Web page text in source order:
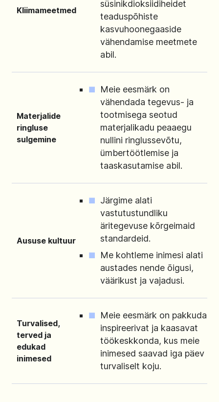
Kliimameetmed
süsinikdioksiidiheidet
teaduspõhiste
kasvuhoonegaaside
vähendamise meetmete
abil.
Materjalide
ringluse
sulgemine
Meie eesmärk on
vähendada tegevus- ja
tootmisega seotud
materjalikadu peaaegu
nullini ringlussevõtu,
ümbertöötlemise ja
taaskasutamise abil.
Aususe kultuur
Järgime alati
vastutustundliku
äritegevuse kõrgeimaid
standardeid.
Me kohtleme inimesi alati
austades nende õigusi,
väärikust ja vajadusi.
Turvalised,
terved ja
edukad
inimesed
Meie eesmärk on pakkuda
inspireerivat ja kaasavat
töökeskkonda, kus meie
inimesed saavad iga päev
turvaliselt koju.